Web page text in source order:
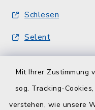
Mit Ihrer Zustimmung
sog. Tracking-
verstehen, wie unsere
Schlesen
Selent
Quicklinks